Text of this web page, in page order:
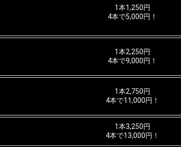
1本1,250円
4本で5,000円！
1本2,250円
4本で9,000円！
1本2,750円
4本で11,000円！
1本3,250円
4本で13,000円！